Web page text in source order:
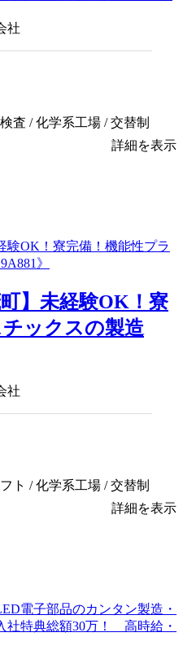
社
査 / 化学系工場 / 交替制
詳細を表示
】未経験OK！寮
ックスの製造
社
ト / 化学系工場 / 交替制
詳細を表示